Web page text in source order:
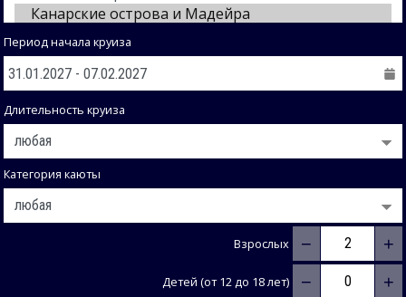
Период начала круиза
Длительность круиза
Категория каюты
Взрослых − +
Детей (от 12 до 18 лет) − +